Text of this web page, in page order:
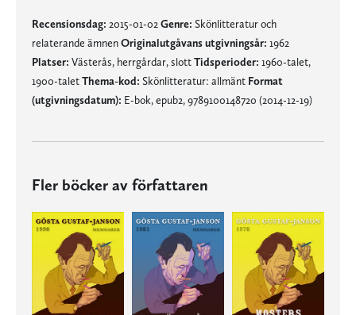
Recensionsdag: 2015-01-02 Genre: Skönlitteratur och
relaterande ämnenOriginalutgåvans utgivningsår: 1962
Platser: Västerås, herrgårdar, slottTidsperioder: 1960-talet,
1900-taletThema-kod: Skönlitteratur: allmänt Format
(utgivningsdatum): E-bok, epub2, 9789100148720 (2014-12-19)
Fler böcker av författaren